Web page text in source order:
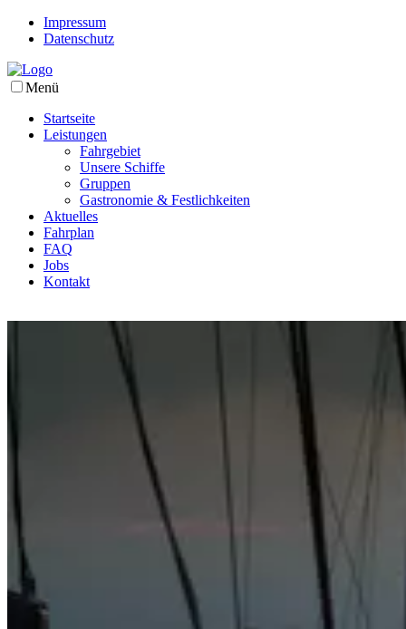
Impressum
Datenschutz
Menü
Startseite
Leistungen
Fahrgebiet
Unsere Schiffe
Gruppen
Gastronomie & Festlichkeiten
Aktuelles
Fahrplan
FAQ
Jobs
Kontakt